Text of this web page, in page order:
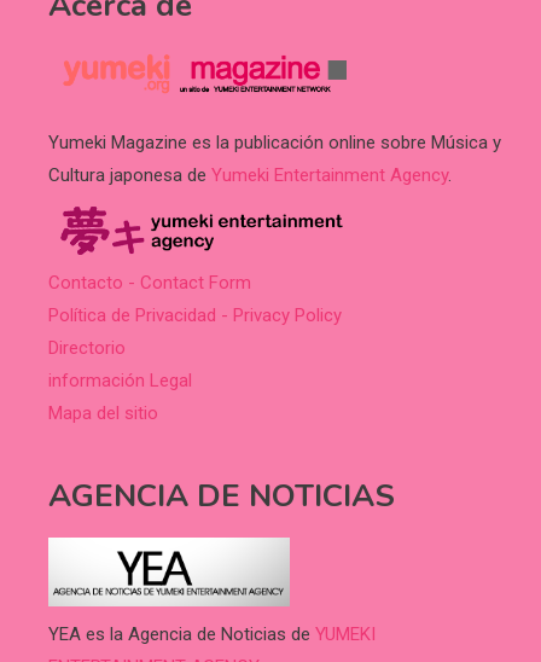
Yumeki Magazine es la publicación online sobre Música y
Cultura japonesa de Yumeki Entertainment Agency.
Contacto - Contact Form
Política de Privacidad - Privacy Policy
Directorio
información Legal
Mapa del sitio
AGENCIA DE NOTICIAS
YEA es la Agencia de Noticias de YUMEKI